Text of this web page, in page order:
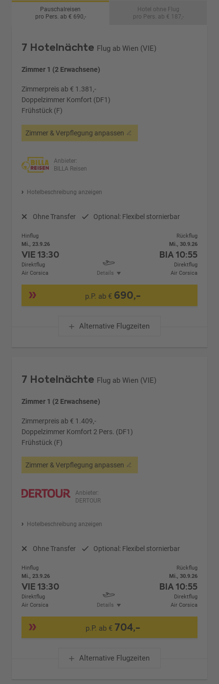
Pauschalreisen
pro Pers. ab € 690,-
Hotel ohne Flug
pro Pers. ab € 187,-
7 Hotelnächte Flug ab Wien (VIE)
Zimmer 1 (2 Erwachsene)
Zimmerpreis ab € 1.381,-
Doppelzimmer Komfort (DF1)
Frühstück (F)
Zimmer & Verpflegung anpassen
Anbieter:
BILLA Reisen
Hotelbeschreibung anzeigen
Ohne Transfer Optional: Flexibel stornierbar
Hinflug
Mi., 23.9.26
VIE13:30
Direktflug
Air Corsica
Details
Rückflug
Mi., 30.9.26
BIA 10:55
Direktflug
Air Corsica
p.P. ab € 690,-
Alternative Flugzeiten
7 Hotelnächte Flug ab Wien (VIE)
Zimmer 1 (2 Erwachsene)
Zimmerpreis ab € 1.409,-
Doppelzimmer Komfort 2 Pers. (DF1)
Frühstück (F)
Zimmer & Verpflegung anpassen
Anbieter:
DERTOUR
Hotelbeschreibung anzeigen
Ohne Transfer Optional: Flexibel stornierbar
Hinflug
Mi., 23.9.26
VIE13:30
Direktflug
Air Corsica
Details
Rückflug
Mi., 30.9.26
BIA 10:55
Direktflug
Air Corsica
p.P. ab € 704,-
Alternative Flugzeiten